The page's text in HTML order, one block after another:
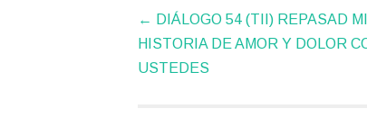
de
artículos
← DIÁLOGO 54 (TII) REPASAD MI
HISTORIA DE AMOR Y DOLOR
USTEDES